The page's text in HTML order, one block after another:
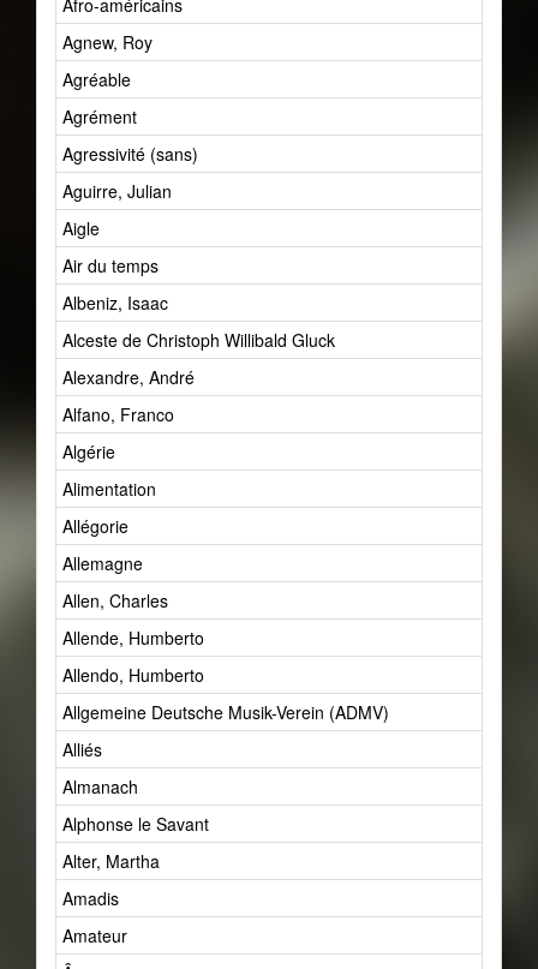
Afro-américains
Agnew, Roy
Agréable
Agrément
Agressivité (sans)
Aguirre, Julian
Aigle
Air du temps
Albeniz, Isaac
Alceste de Christoph Willibald Gluck
Alexandre, André
Alfano, Franco
Algérie
Alimentation
Allégorie
Allemagne
Allen, Charles
Allende, Humberto
Allendo, Humberto
Allgemeine Deutsche Musik-Verein (ADMV)
Alliés
Almanach
Alphonse le Savant
Alter, Martha
Amadis
Amateur